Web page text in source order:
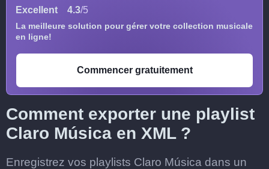
Excellent 4.3/5
La meilleure solution pour gérer votre collection musicale
en ligne!
Commencer gratuitement
Comment exporter une playlist
Claro Música en XML ?
Enregistrez vos playlists Claro Música dans un